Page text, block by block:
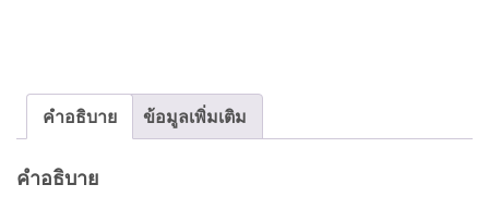
ชิ้น
คำอธิบาย ข้อมูลเพิ่มเติม
คำอธิบาย